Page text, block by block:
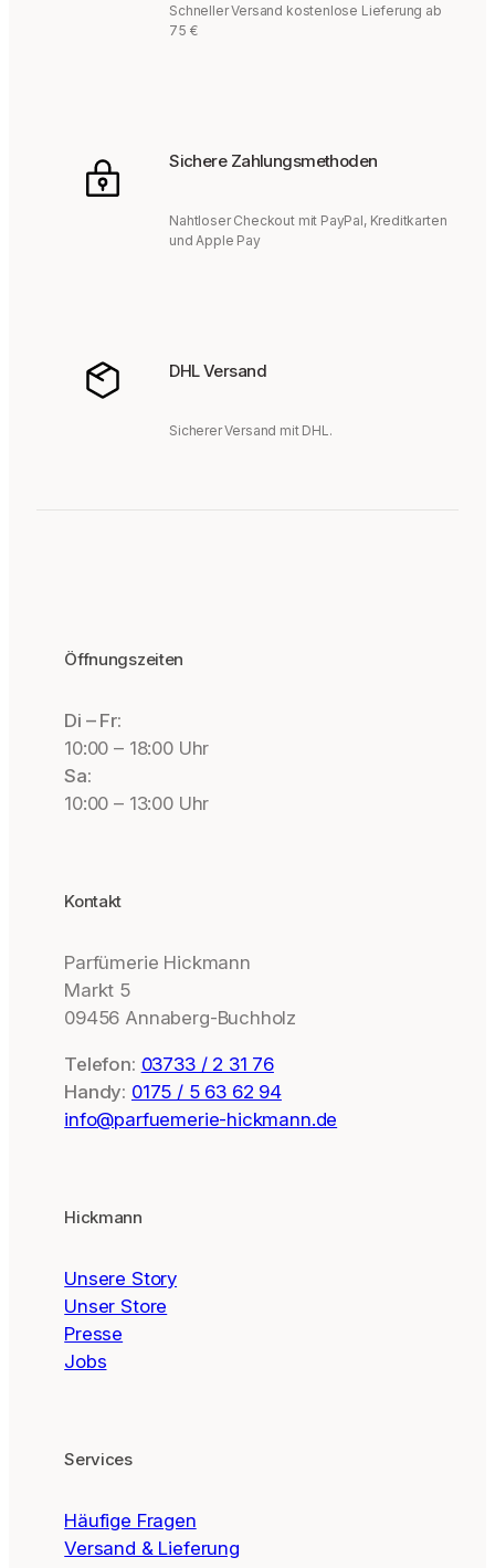
Schneller Versand kostenlose Lieferung ab
75 €
Sichere Zahlungsmethoden
Nahtloser Checkout mit PayPal, Kreditkarten
und Apple Pay
DHL Versand
Sicherer Versand mit DHL.
Öffnungszeiten
Di – Fr:
10:00 – 18:00 Uhr
Sa:
10:00 – 13:00 Uhr
Kontakt
Parfümerie Hickmann
Markt 5
09456 Annaberg-Buchholz
Telefon: 03733 / 2 31 76
Handy: 0175 / 5 63 62 94
info@parfuemerie-hickmann.de
Hickmann
Unsere Story
Unser Store
Presse
Jobs
Services
Häufige Fragen
Versand & Lieferung